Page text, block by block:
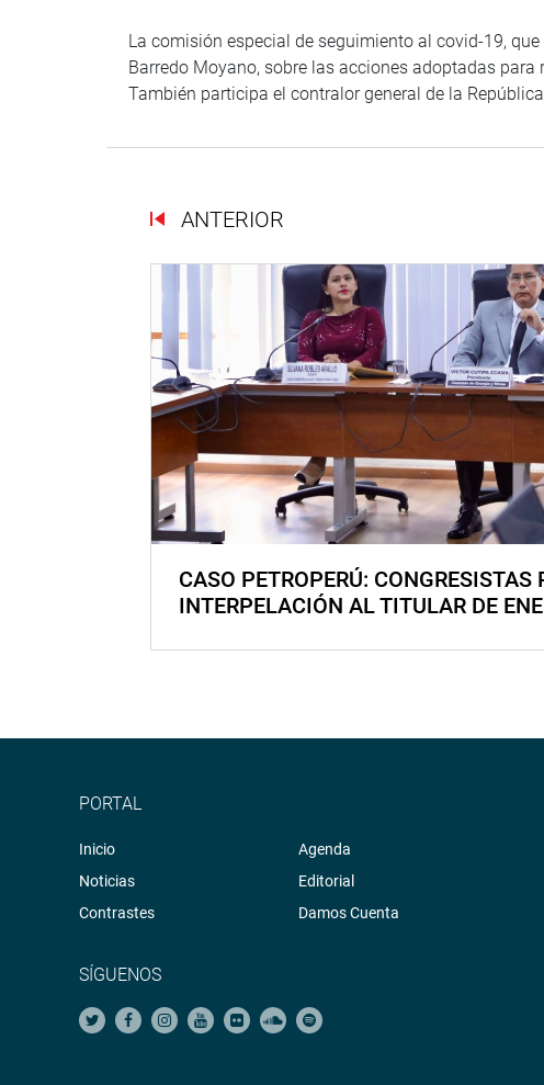
La comisión especial de seguimiento al covid-19,
Barredo Moyano, sobre las acciones adoptadas
También participa el contralor general de la
ANTERIOR
CASO PETROPERÚ: CONGRESISTAS
INTERPELACIÓN AL TITULAR DE
PORTAL
Inicio
Noticias
Contrastes
Agenda
Editorial
Damos Cuenta
SÍGUENOS